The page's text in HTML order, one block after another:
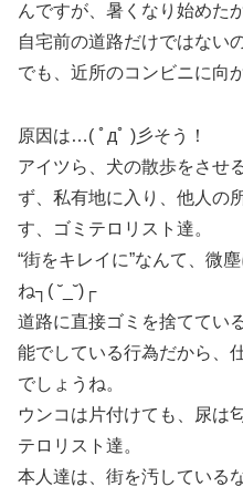
んですが、暑くなり始めた
自宅前の道路だけではない
でも、近所のコンビニに向
原因は…( ﾟдﾟ )彡そう！
アイツら、犬の散歩をさせ
ず、私有地に入り、他人の
す、ゴミテロリスト達。
“街をキレイに”なんて、微
ね┐⁠(⁠ ⁠˘⁠_⁠˘⁠)⁠┌
道路に直接ゴミを捨ててい
能でしている行為だから、
でしょうね。
ウンコは片付けても、尿は
テロリスト達。
本人達は、街を汚している